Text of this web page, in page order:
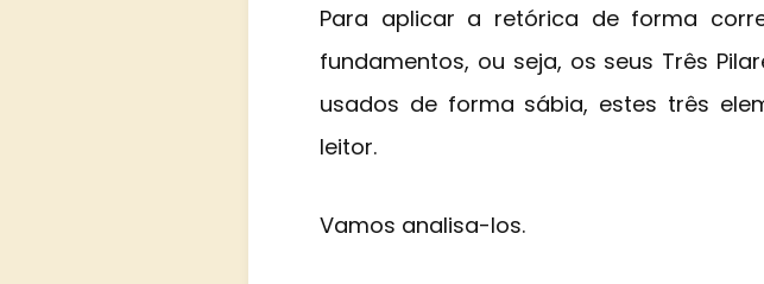
Para aplicar a retórica de forma
fundamentos, ou seja, os seus Três
usados de forma sábia, estes três
leitor.
Vamos analisa-los.